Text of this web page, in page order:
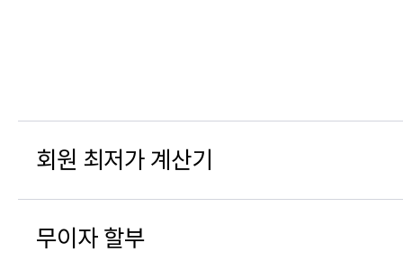
회원 최저가 계산기
무이자 할부